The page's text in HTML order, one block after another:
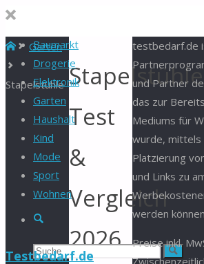
Baumarkt
Drogerie
Elektronik
Garten
Haushalt
Kind
Mode
Sport
Wohnen
Suche
Suchen Suche
Testbedarf.de
StartGarten
Stapelstühle Stapelstühle
Test
&
Vergleich
2026
testbedarf.de
und Partner
das zur
Mediums für
wurde, mittels
Platzierung
und Links zu
werden
Preise inkl.